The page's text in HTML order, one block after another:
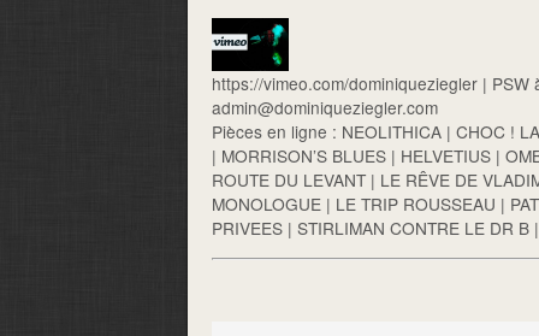
https://vimeo.com/dominiqueziegler | PSW
admin@dominiqueziegler.com
Pièces en ligne : NEOLITHICA | CHOC !
| MORRISON’S BLUES | HELVETIUS |
ROUTE DU LEVANT | LE RÊVE DE
MONOLOGUE | LE TRIP ROUSSEAU |
PRIVEES | STIRLIMAN CONTRE LE DR B